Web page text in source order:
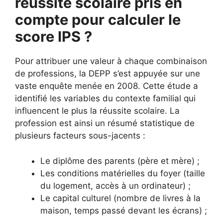
compte pour calculer le
score IPS ?
Pour attribuer une valeur à chaque combinaison
de professions, la DEPP s’est appuyée sur une
vaste enquête menée en 2008. Cette étude a
identifié les variables du contexte familial qui
influencent le plus la réussite scolaire. La
profession est ainsi un résumé statistique de
plusieurs facteurs sous-jacents :
Le diplôme des parents (père et mère) ;
Les conditions matérielles du foyer (taille
du logement, accès à un ordinateur) ;
Le capital culturel (nombre de livres à la
maison, temps passé devant les écrans) ;